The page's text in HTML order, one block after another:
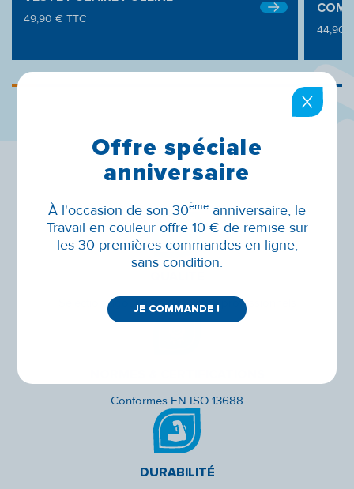
49,90€ TTC
44,90
Sélection rigoureuse de textiles professionnels
Conformes EN ISO 13688
DURABILITÉ
Offre spéciale
anniversaire
À l'occasion de son 30ème anniversaire, le
Travail en couleur offre 10 € de remise sur
les 30 premières commandes en ligne,
sans condition.
JE COMMANDE !